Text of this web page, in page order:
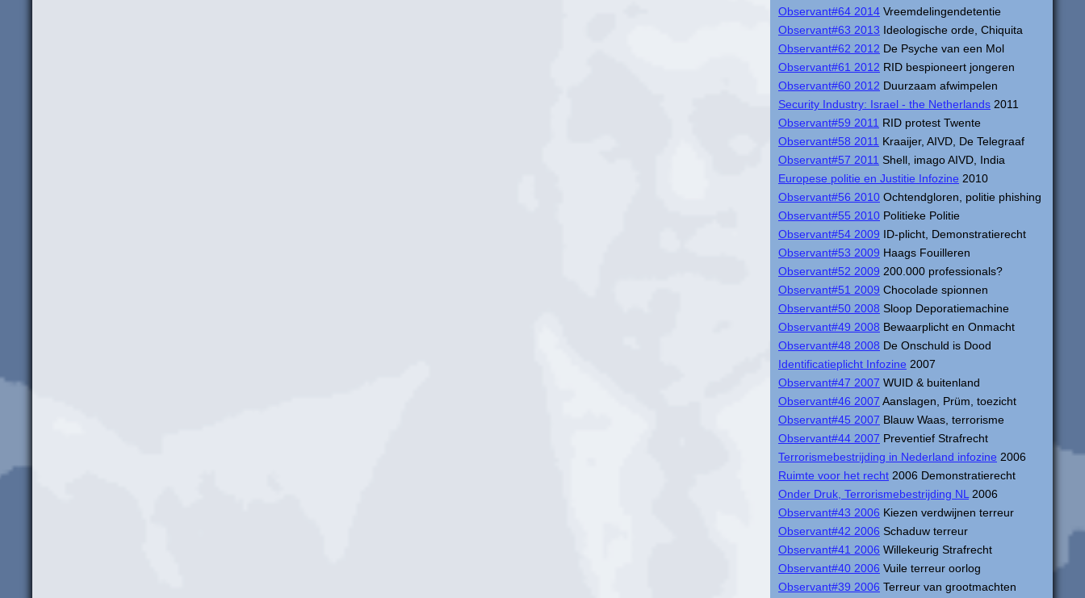
Observant#64 2014 Vreemdelingendetentie
Observant#63 2013 Ideologische orde, Chiquita
Observant#62 2012 De Psyche van een Mol
Observant#61 2012 RID bespioneert jongeren
Observant#60 2012 Duurzaam afwimpelen
Security Industry: Israel - the Netherlands 2011
Observant#59 2011 RID protest Twente
Observant#58 2011 Kraaijer, AIVD, De Telegraaf
Observant#57 2011 Shell, imago AIVD, India
Europese politie en Justitie Infozine 2010
Observant#56 2010 Ochtendgloren, politie phishing
Observant#55 2010 Politieke Politie
Observant#54 2009 ID-plicht, Demonstratierecht
Observant#53 2009 Haags Fouilleren
Observant#52 2009 200.000 professionals?
Observant#51 2009 Chocolade spionnen
Observant#50 2008 Sloop Deporatiemachine
Observant#49 2008 Bewaarplicht en Onmacht
Observant#48 2008 De Onschuld is Dood
Identificatieplicht Infozine 2007
Observant#47 2007 WUID & buitenland
Observant#46 2007 Aanslagen, Prüm, toezicht
Observant#45 2007 Blauw Waas, terrorisme
Observant#44 2007 Preventief Strafrecht
Terrorismebestrijding in Nederland infozine 2006
Ruimte voor het recht 2006 Demonstratierecht
Onder Druk, Terrorismebestrijding NL 2006
Observant#43 2006 Kiezen verdwijnen terreur
Observant#42 2006 Schaduw terreur
Observant#41 2006 Willekeurig Strafrecht
Observant#40 2006 Vuile terreur oorlog
Observant#39 2006 Terreur van grootmachten